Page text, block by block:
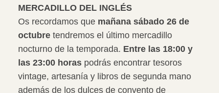
MERCADILLO DEL INGLÉS
Os recordamos que mañana sábado 26 de
octubretendremos el último mercadillo
nocturno de la temporada. Entre las 18:00 y
las 23:00 horaspodrás encontrartesoros
vintage, artesanía y libros de segunda mano
además de los dulces de convento de